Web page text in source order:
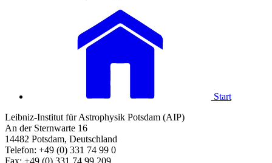
Start
Leibniz-Institut für Astrophysik Potsdam (AIP)
An der Sternwarte 16
14482 Potsdam, Deutschland
Telefon: +49 (0) 331 74 99 0